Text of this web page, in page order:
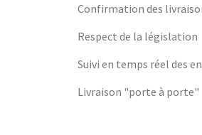
Confirmation des
Respect de la législation
Suivi en temps réel des
Livraison "porte à porte"